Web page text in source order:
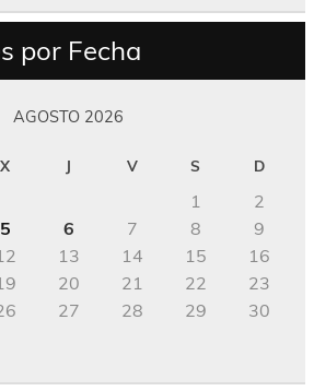
por Fecha
AGOSTO 2026
X J V S D
1
2
5 6 7 8
9
13 14 15
16
20 21 22
23
27 28 29
30